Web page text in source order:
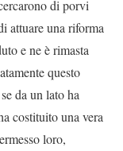
di porvi
attuare una riforma
e ne è rimasta
questo
da un lato ha
costituito una vera
loro,